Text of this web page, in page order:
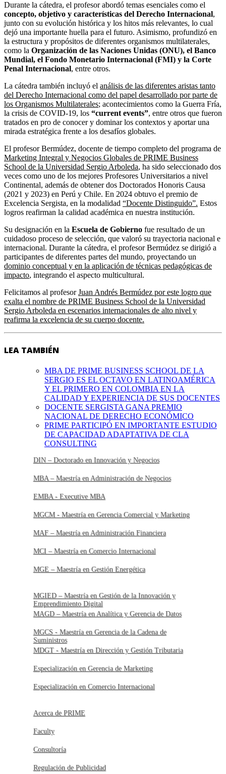
Durante la cátedra, el profesor abordó temas esenciales como el
concepto, objetivo y características del Derecho Internacional,
junto con su evolución histórica y los hitos más relevantes, lo cual
dejó una importante huella para el futuro. Asimismo, profundizó en
la estructura y propósitos de diferentes organismos multilaterales,
como la Organización de las Naciones Unidas (ONU), el Banco
Mundial, el Fondo Monetario Internacional (FMI) y la Corte
Penal Internacional, entre otros.
La cátedra también incluyó el análisis de las diferentes aristas tanto
del Derecho Internacional como del papel desarrollado por parte de
los Organismos Multilaterales; acontecimientos como la Guerra Fría,
la crisis de COVID-19, los “current events”, entre otros que fueron
tratados en pro de conocer y dominar los contextos y aportar una
mirada estratégica frente a los desafíos globales.
El profesor Bermúdez, docente de tiempo completo del programa de
Marketing Integral y Negocios Globales de PRIME Business
School de la Universidad Sergio Arboleda, ha sido seleccionado dos
veces como uno de los mejores Profesores Universitarios a nivel
Continental, además de obtener dos Doctorados Honoris Causa
(2021 y 2023) en Perú y Chile. En 2024 obtuvo el premio de
Excelencia Sergista, en la modalidad “Docente Distinguido”. Estos
logros reafirman la calidad académica en nuestra institución.
Su designación en la Escuela de Gobierno fue resultado de un
cuidadoso proceso de selección, que valoró su trayectoria nacional e
internacional. Durante la cátedra, el profesor Bermúdez se dirigió a
participantes de diferentes partes del mundo, proyectando un
dominio conceptual y en la aplicación de técnicas pedagógicas de
impacto, integrando el aspecto multicultural.
Felicitamos al profesorJuan Andrés Bermúdez por este logro que
exalta el nombre de PRIME Business School de la Universidad
Sergio Arboleda en escenarios internacionales de alto nivel y
reafirma la excelencia de su cuerpo docente.
LEA TAMBIÉN
MBA DE PRIME BUSINESS SCHOOL DE LA
SERGIO ES EL OCTAVO EN LATINOAMÉRICA
Y EL PRIMERO EN COLOMBIA EN LA
CALIDAD Y EXPERIENCIA DE SUS DOCENTES
DOCENTE SERGISTA GANA PREMIO
NACIONAL DE DERECHO ECONÓMICO
PRIME PARTICIPÓ EN IMPORTANTE ESTUDIO
DE CAPACIDAD ADAPTATIVA DE CLA
CONSULTING
DIN – Doctorado en Innovación y Negocios
MBA – Maestría en Administración de Negocios
EMBA - Executive MBA
MGCM - Maestría en Gerencia Comercial y Marketing
MAF – Maestría en Administración Financiera
MCI – Maestría en Comercio Internacional
MGE – Maestría en Gestión Energética
MGIED – Maestría en Gestión de la Innovación y
Emprendimiento Digital
MAGD – Maestría en Analítica y Gerencia de Datos
MGCS - Maestría en Gerencia de la Cadena de
Suministros
MDGT - Maestría en Dirección y Gestión Tributaria
Especialización en Gerencia de Marketing
Especialización en Comercio Internacional
Acerca de PRIME
Faculty
Consultoría
Regulación de Publicidad